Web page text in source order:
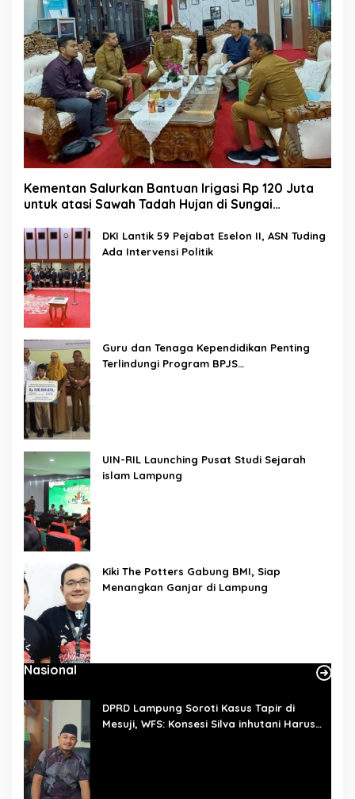
Kementan Salurkan Bantuan Irigasi Rp 120 Juta
untuk atasi Sawah Tadah Hujan di Sungai
DKI Lantik 59 Pejabat Eselon II, ASN Tuding
Ada Intervensi Politik
Guru dan Tenaga Kependidikan Penting
Terlindungi Program BPJS
UIN-RIL Launching Pusat Studi Sejarah
islam Lampung
Kiki The Potters Gabung BMI, Siap
Menangkan Ganjar di Lampung
Nasional
DPRD Lampung Soroti Kasus Tapir di
Mesuji, WFS: Konsesi Silva inhutani Harus